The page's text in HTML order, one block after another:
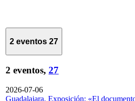
2 eventos 27
2 eventos, 27
2026-07-06
Guadalajara. Exposición: «El